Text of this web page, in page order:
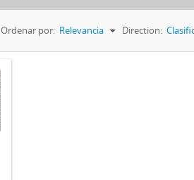
Ordenar por: Relevancia Direction: